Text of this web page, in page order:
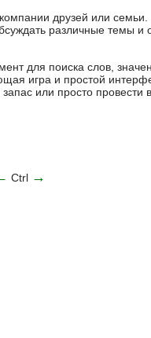
друзей или
различные темы и
для поиска слов,
игра и простой
или просто провести
Ctrl →